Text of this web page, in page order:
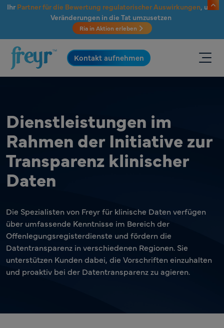
Zum Hauptinhalt springen
Ihr Partner für die Bewertung regulatorischer Auswirkungen, um
Veränderungen in die Tat umzusetzen
Ria in Aktion erleben
.
Kontakt aufnehmen
Dienstleistungen im
Rahmen der Initiative zur
Transparenz klinischer
Daten
Die Spezialisten von Freyr für klinische Daten verfügen
über umfassende Kenntnisse im Bereich der
Offenlegungsregisterdienste und fördern die
Datentransparenz in verschiedenen Regionen. Sie
unterstützen Kunden dabei, die Vorschriften einzuhalten
und proaktiv bei der Datentransparenz zu agieren.